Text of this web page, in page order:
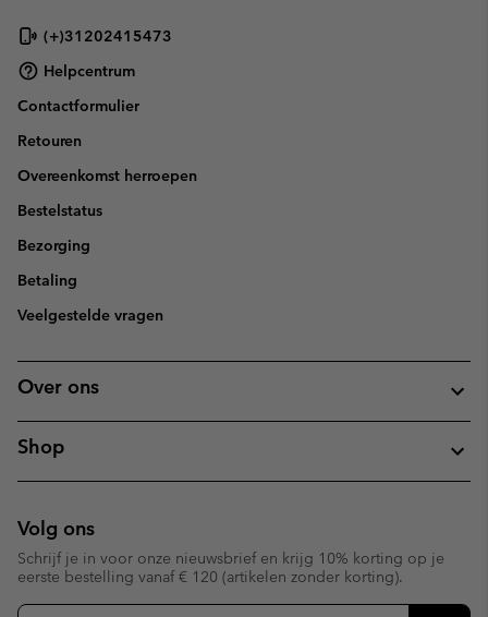
(+)31202415473
Helpcentrum
Contactformulier
Retouren
Overeenkomst herroepen
Bestelstatus
Bezorging
Betaling
Veelgestelde vragen
Over ons
Shop
Volg ons
Schrijf je in voor onze nieuwsbrief en krijg 10% korting op je
eerste bestelling vanaf € 120 (artikelen zonder korting).